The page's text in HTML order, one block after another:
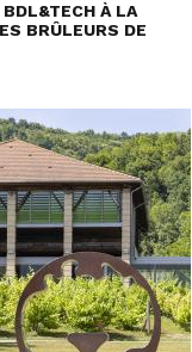
À LA
BRÛLEURS DE